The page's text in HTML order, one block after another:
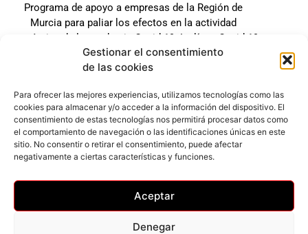
Gestionar el consentimiento
de las cookies
Para ofrecer las mejores experiencias, utilizamos tecnologías como las
cookies para almacenar y/o acceder a la información del dispositivo. El
consentimiento de estas tecnologías nos permitirá procesar datos como
el comportamiento de navegación o las identificaciones únicas en este
sitio. No consentir o retirar el consentimiento, puede afectar
negativamente a ciertas características y funciones.
Aceptar
Denegar
Programa de apoyo a empresas de la Región de
Murcia para paliar los efectos en la actividad
económica de la pandemia Covid-19. La línea Covid-19
coste cero cofinanciada por la unión europea.
Expediente: 2020.07.COSI.0483
Web desarrollada gracias al Programa Kit Digital
Cofinanciado por los Fondos Next Generation (EU) del